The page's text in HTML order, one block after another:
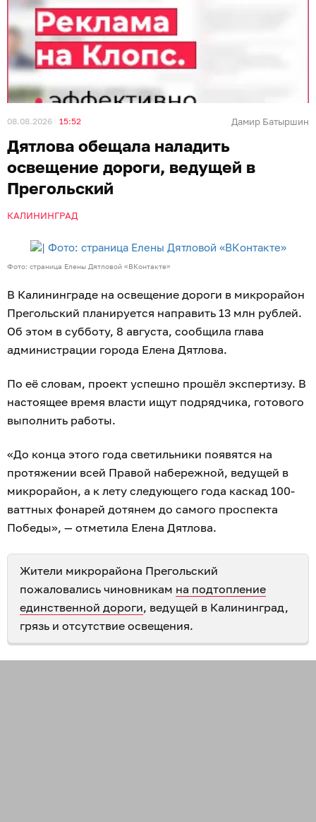
08.08.2026 15:52 Дамир Батыршин
Дятлова обещала наладить
освещение дороги, ведущей в
Прегольский
КАЛИНИНГРАД
Фото: страница Елены Дятловой «ВКонтакте»
В Калининграде на освещение дороги в микрорайон
Прегольский планируется направить 13 млн рублей.
Об этом в субботу, 8 августа, сообщила глава
администрации города Елена Дятлова.
По её словам, проект успешно прошёл экспертизу. В
настоящее время власти ищут подрядчика, готового
выполнить работы.
«До конца этого года светильники появятся на
протяжении всей Правой набережной, ведущей в
микрорайон, а к лету следующего года каскад 100-
ваттных фонарей дотянем до самого проспекта
Победы», — отметила Елена Дятлова.
Жители микрорайона Прегольский
пожаловались чиновникам на подтопление
единственной дороги, ведущей в Калининград,
грязь и отсутствие освещения.